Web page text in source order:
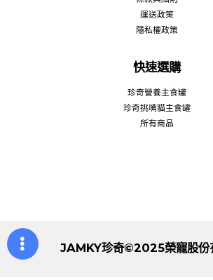
運送政策
隱私權政策
快速選購
珍奇營養主食罐
珍奇挑嘴貓主食罐
所有商品
JAMKY珍奇©2025榮寵股份